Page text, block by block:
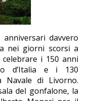
davvero
nei giorni scorsi a
celebrare i 150 anni
d’Italia e i 130
Navale di Livorno.
del gonfalone, la